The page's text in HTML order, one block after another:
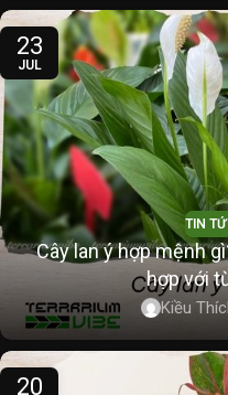
23
JUL
TIN
Cây lan ý hợp mệnh
hợp với
Kiều
20